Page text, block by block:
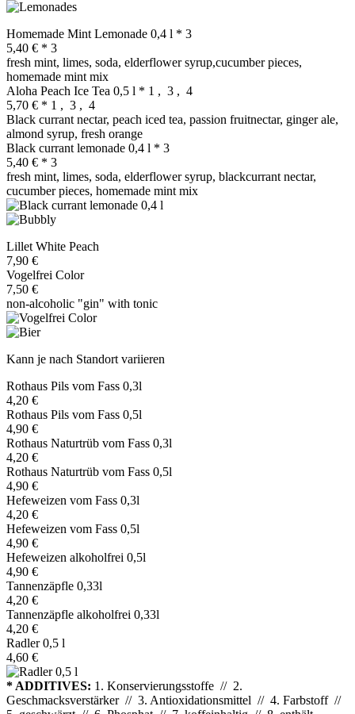
Homemade Mint Lemonade 0,4 l * 3
5,40 € * 3
fresh mint, limes, soda, elderflower syrup,cucumber pieces,
homemade mint mix
Aloha Peach Ice Tea 0,5 l * 1 , 3 , 4
5,70 € * 1 , 3 , 4
Black currant nectar, peach iced tea, passion fruitnectar, ginger ale,
almond syrup, fresh orange
Black currant lemonade 0,4 l * 3
5,40 € * 3
fresh mint, limes, soda, elderflower syrup, blackcurrant nectar,
cucumber pieces, homemade mint mix
Lillet White Peach
7,90 €
Vogelfrei Color
7,50 €
non-alcoholic "gin" with tonic
Kann je nach Standort variieren
Rothaus Pils vom Fass 0,3l
4,20 €
Rothaus Pils vom Fass 0,5l
4,90 €
Rothaus Naturtrüb vom Fass 0,3l
4,20 €
Rothaus Naturtrüb vom Fass 0,5l
4,90 €
Hefeweizen vom Fass 0,3l
4,20 €
Hefeweizen vom Fass 0,5l
4,90 €
Hefeweizen alkoholfrei 0,5l
4,90 €
Tannenzäpfle 0,33l
4,20 €
Tannenzäpfle alkoholfrei 0,33l
4,20 €
Radler 0,5 l
4,60 €
* ADDITIVES: 1. Konservierungsstoffe // 2.
Geschmacksverstärker // 3. Antioxidationsmittel // 4. Farbstoff //